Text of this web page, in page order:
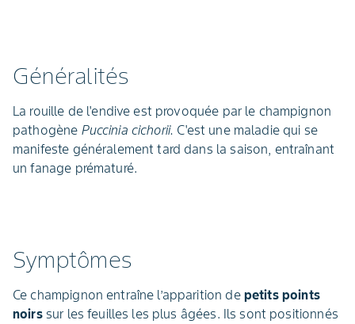
Généralités
La rouille de l'endive est provoquée par le champignon
pathogène Puccinia cichorii. C'est une maladie qui se
manifeste généralement tard dans la saison, entraînant
un fanage prématuré.
Symptômes
Ce champignon entraîne l’apparition de petits points
noirssur les feuilles les plus âgées. Ils sont positionnés